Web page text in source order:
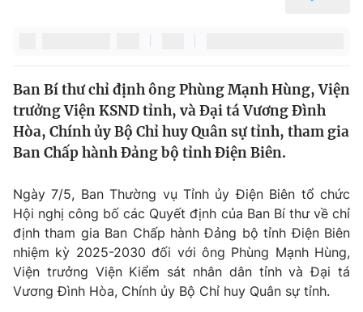
Thế giới
Tin tức
Thế giới đó đây
Câu chuyện quốc tế
Kinh tế
Thị trường
Góc doanh nghiệp
Truyền hình
Phim VTV
Hậu trường
Giải trí
Ban Bí thư chỉ định ông Phùng Mạnh Hùng, Viện
trưởng Viện KSND tỉnh, và Đại tá Vương Đình
Hòa, Chính ủy Bộ Chỉ huy Quân sự tỉnh, tham gia
Ban Chấp hành Đảng bộ tỉnh Điện Biên.
Ngày 7/5, Ban Thường vụ Tỉnh ủy Điện Biên tổ chức
Hội nghị công bố các Quyết định của Ban Bí thư về chỉ
định tham gia Ban Chấp hành Đảng bộ tỉnh Điện Biên
nhiệm kỳ 2025-2030 đối với ông Phùng Mạnh Hùng,
Viện trưởng Viện Kiểm sát nhân dân tỉnh và Đại tá
Vương Đình Hòa, Chính ủy Bộ Chỉ huy Quân sự tỉnh.